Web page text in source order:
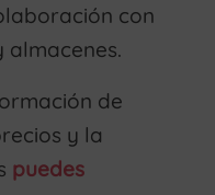
con
almacenes.
de
y la
puedes